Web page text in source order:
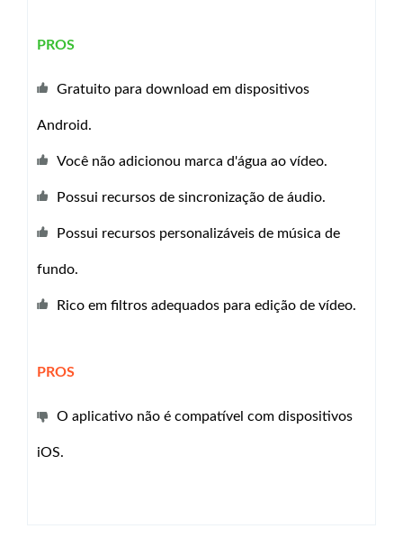
PROS
Gratuito para download em dispositivos
Android.
Você não adicionou marca d'água ao vídeo.
Possui recursos de sincronização de áudio.
Possui recursos personalizáveis ​​de música de
fundo.
Rico em filtros adequados para edição de vídeo.
PROS
O aplicativo não é compatível com dispositivos
iOS.